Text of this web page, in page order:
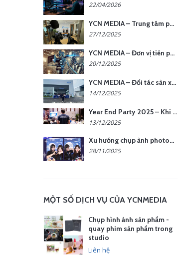
22/04/2026
YCN MEDIA – Trung tâm phụ kiện quay chụp tại Hà Nội
27/12/2025
YCN MEDIA – Đơn vị tiên phong sản xuất hình ảnh & âm thanh bằng AI tại Hà Nội
20/12/2025
YCN MEDIA – Đối tác sản xuất hình ảnh chuyên nghiệp cho doanh nghiệp tại Hà Nội
14/12/2025
Year End Party 2025 – Khi Khoảnh Khắc Trở Thành Dấu Ấn | Gói Ưu Đãi Tháng 12 Từ YCN Media
13/12/2025
Xu hướng chụp ảnh photobooth tại các sự kiện hiện nay
28/11/2025
MỘT SỐ DỊCH VỤ CỦA YCNMEDIA
Chụp hình ảnh sản phẩm -
quay phim sản phẩm trong
studio
Liên hệ